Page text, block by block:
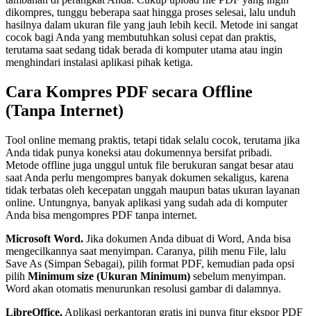
dikompres, tunggu beberapa saat hingga proses selesai, lalu unduh
hasilnya dalam ukuran file yang jauh lebih kecil. Metode ini sangat
cocok bagi Anda yang membutuhkan solusi cepat dan praktis,
terutama saat sedang tidak berada di komputer utama atau ingin
menghindari instalasi aplikasi pihak ketiga.
Cara Kompres PDF secara Offline
(Tanpa Internet)
Tool online memang praktis, tetapi tidak selalu cocok, terutama jika
Anda tidak punya koneksi atau dokumennya bersifat pribadi.
Metode offline juga unggul untuk file berukuran sangat besar atau
saat Anda perlu mengompres banyak dokumen sekaligus, karena
tidak terbatas oleh kecepatan unggah maupun batas ukuran layanan
online. Untungnya, banyak aplikasi yang sudah ada di komputer
Anda bisa mengompres PDF tanpa internet.
Microsoft Word. Jika dokumen Anda dibuat di Word, Anda bisa
mengecilkannya saat menyimpan. Caranya, pilih menu File, lalu
Save As (Simpan Sebagai), pilih format PDF, kemudian pada opsi
pilih Minimum size (Ukuran Minimum) sebelum menyimpan.
Word akan otomatis menurunkan resolusi gambar di dalamnya.
LibreOffice. Aplikasi perkantoran gratis ini punya fitur ekspor PDF